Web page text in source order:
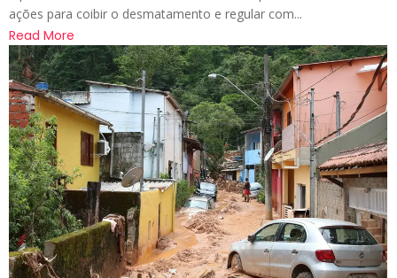
ações para coibir o desmatamento e regular com...
Read More